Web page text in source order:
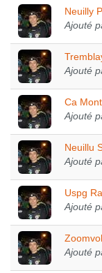
Neuilly
Ajouté
Ajouté
Ca
Ajouté
Neuillu
Ajouté
Uspg
Ajouté
Ajouté